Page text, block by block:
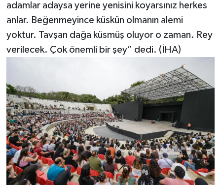
adamlar adaysa yerine yenisini koyarsınız herkes
anlar. Beğenmeyince küskün olmanın alemi
yoktur. Tavşan dağa küsmüş oluyor o zaman. Rey
verilecek. Çok önemli bir şey” dedi. (İHA)